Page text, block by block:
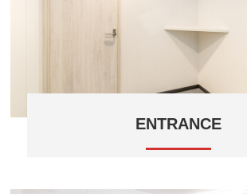
ENTRANCE
ンス。